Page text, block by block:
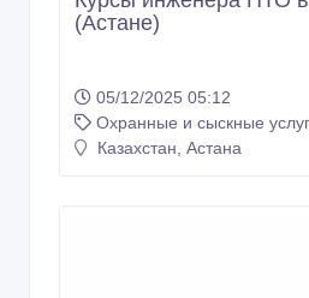
(Астане)
05/12/2025 05:12
Охранные и сыскные
Казахстан, Астана